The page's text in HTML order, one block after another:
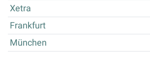
Xetra
Frankfurt
München